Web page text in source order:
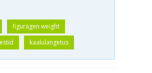
figuragen weight
kaalulangetus